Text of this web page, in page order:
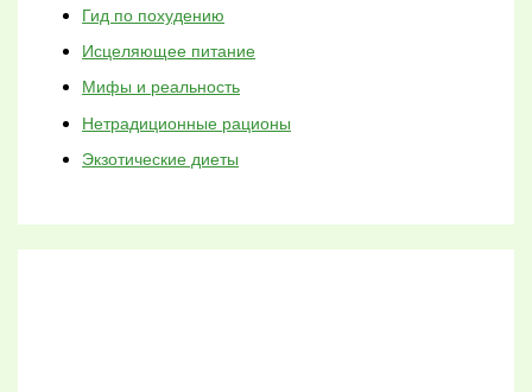
Гид по похудению
Исцеляющее питание
Мифы и реальность
Нетрадиционные рационы
Экзотические диеты